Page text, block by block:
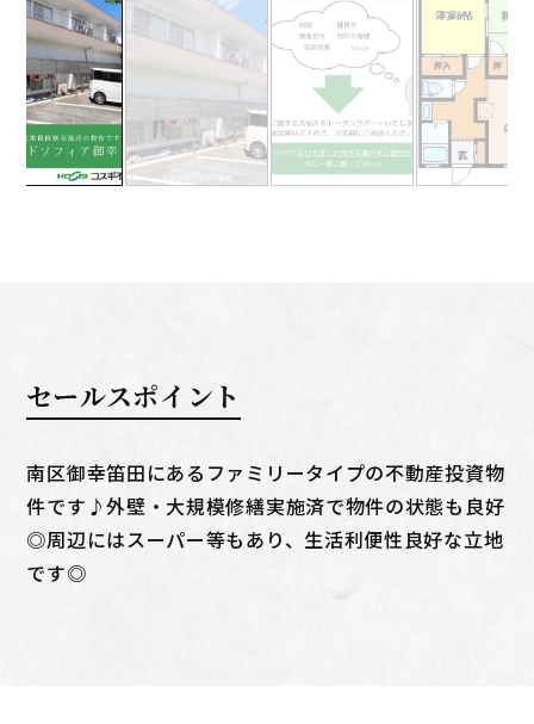
セールスポイント
南区御幸笛田にあるファミリータイプの不動産投資物
件です♪外壁・大規模修繕実施済で物件の状態も良好
◎周辺にはスーパー等もあり、生活利便性良好な立地
です◎